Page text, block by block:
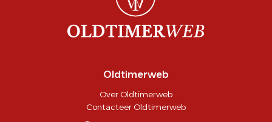
Oldtimerweb
Over Oldtimerweb
Contacteer Oldtimerweb